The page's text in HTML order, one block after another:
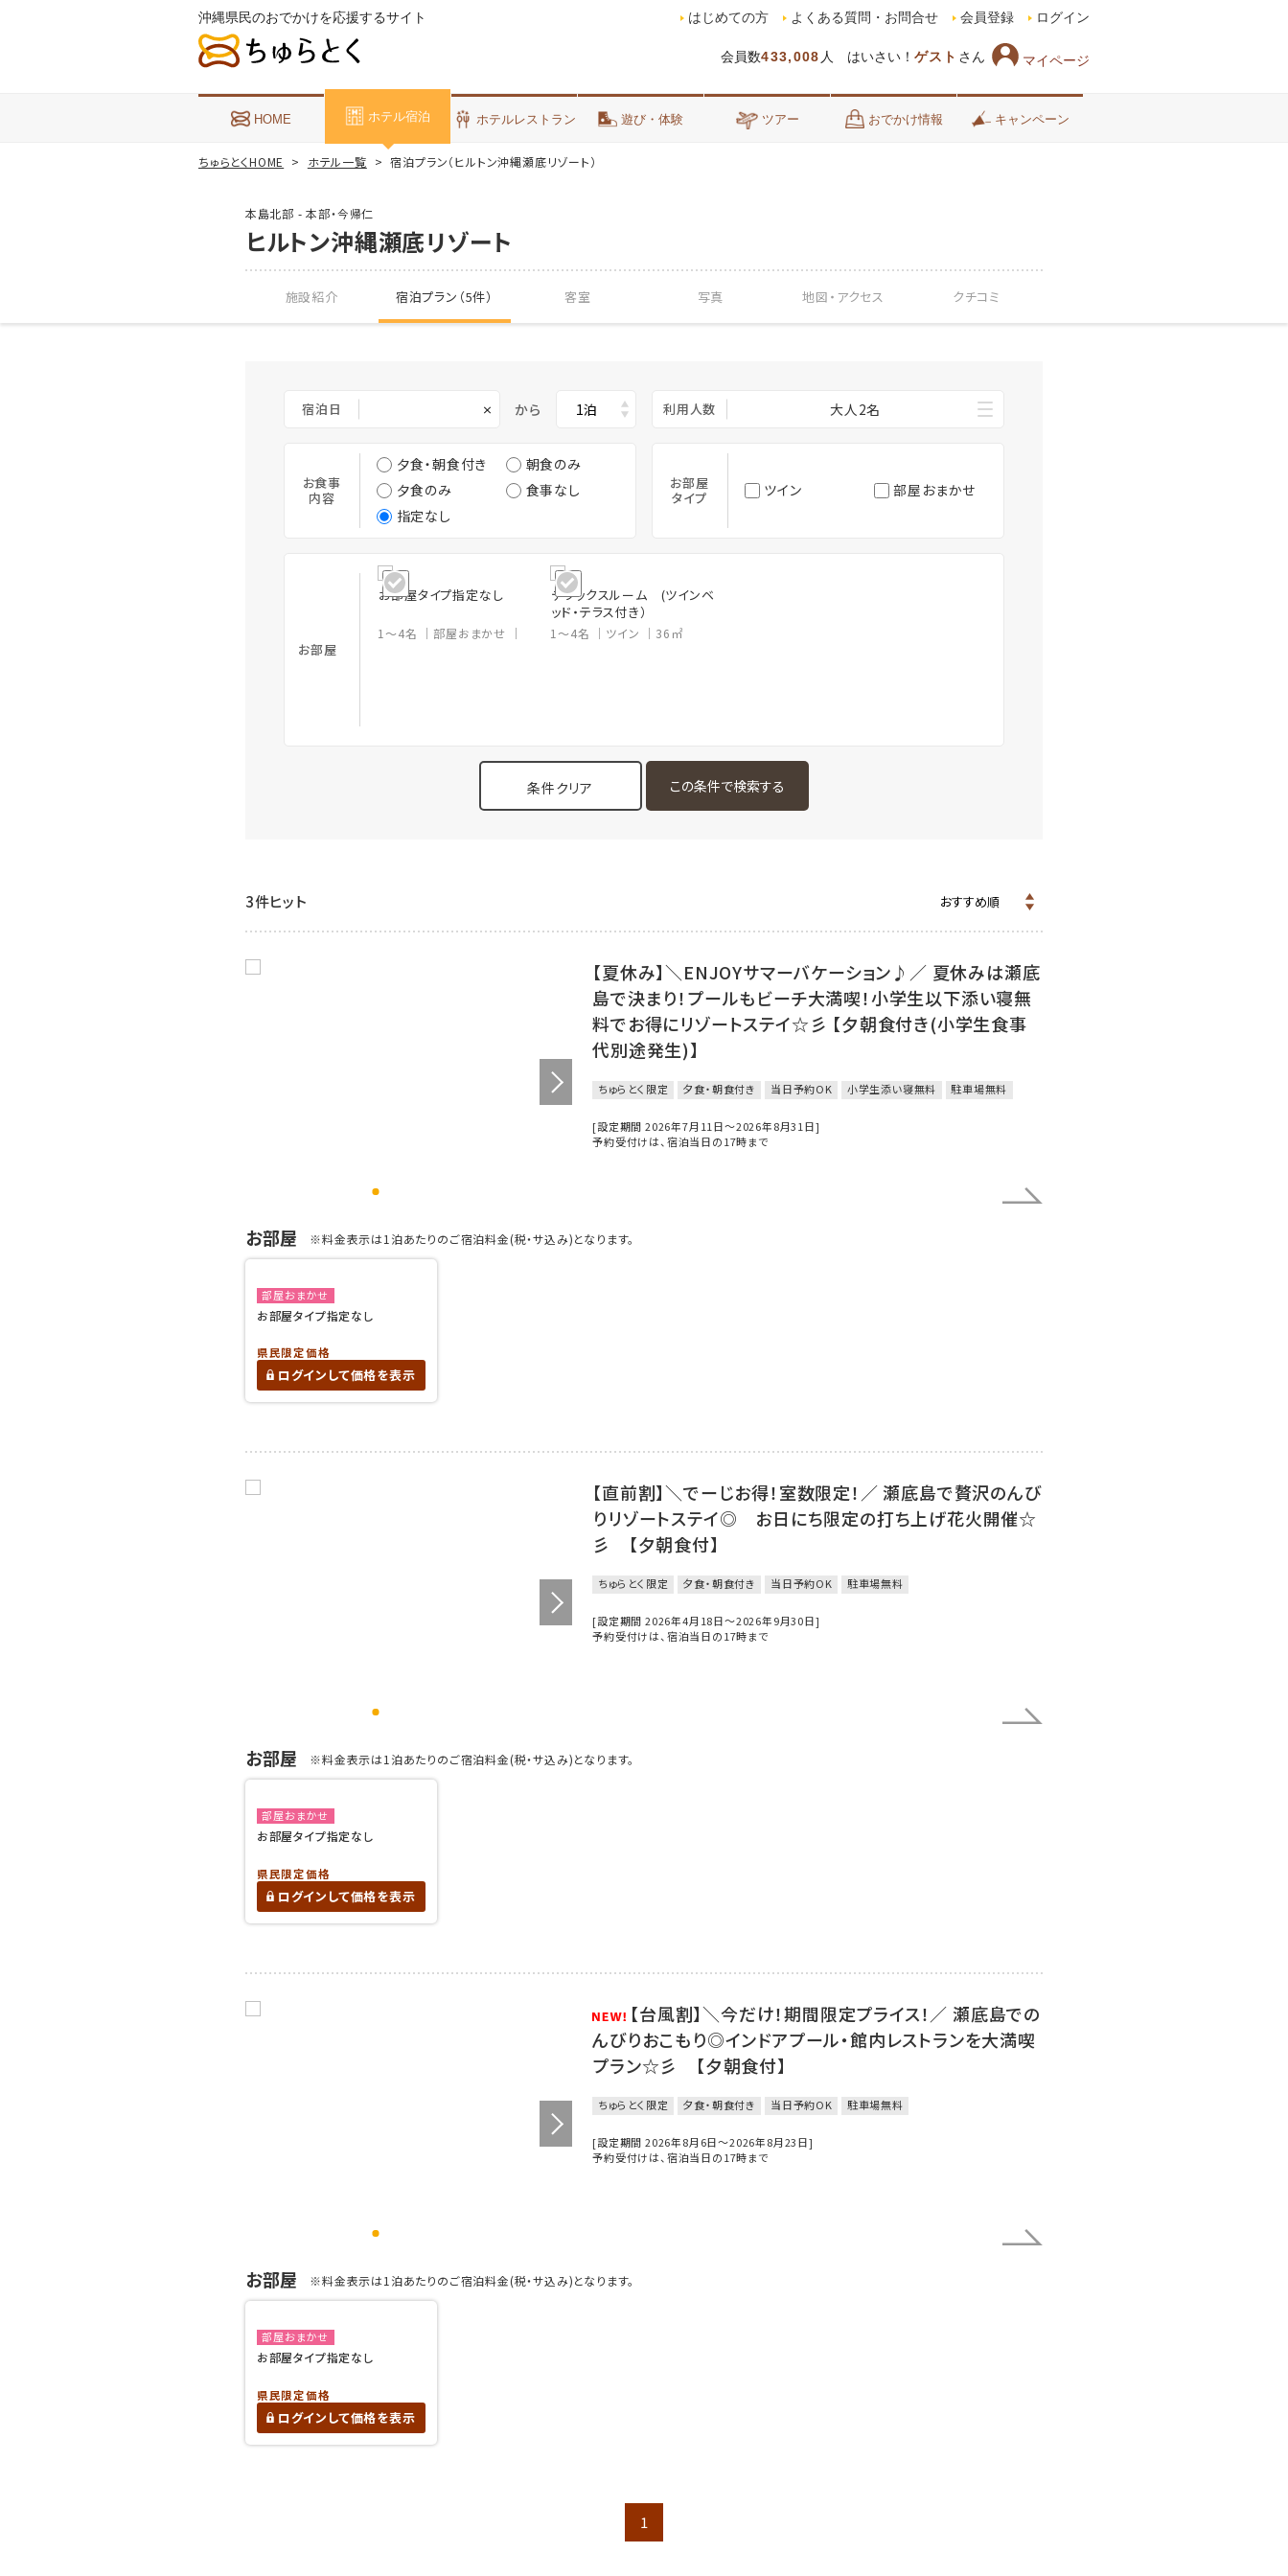
沖縄県民のおでかけを応援するサイト
会員数433,008 人 はいさい！ ゲスト さん マイページ
はじめての方 よくある質問・お問合せ 会員登録 ログイン
HOME ホテル宿泊 ホテルレストラン 遊び・体験 ツアー おでかけ情報 キャンペーン
ちゅらとくHOME ホテル一覧 宿泊プラン（ヒルトン沖縄瀬底リゾート）
本島北部 - 本部・今帰仁
ヒルトン沖縄瀬底リゾート
施設紹介 宿泊プラン（5件） 客室 写真 地図・ アクセス クチコミ
宿泊日 × から 利用人数 大人2名
お食事
内容
夕食・朝食付き
朝食のみ
夕食のみ
食事なし
指定なし
お部屋
タイプ
ツイン 部屋おまかせ
お部屋
お部屋タイプ指定なし
1～4名 部屋おまかせ
デラックスルーム (ツインベ
ッド・テラス付き）
1～4名 ツイン 36㎡
条件クリア
3件ヒット
【夏休み】＼ENJOYサマーバケーション♪／ 夏休みは瀬底
島で決まり！プールもビーチ大満喫！小学生以下添い寝無
料でお得にリゾートステイ☆彡 【夕朝食付き(小学生食事
代別途発生)】
ちゅらとく限定 夕食・朝食付き 当日予約OK 小学生添い寝無料 駐車場無料
[設定期間 2026年7月11日～2026年8月31日]
予約受付けは、宿泊当日の17時まで
お部屋 ※料金表示は1泊あたりのご宿泊料金(税・サ込み)となります。
部屋おまかせ
お部屋タイプ指定なし
県民限定価格
ログインして価格を表示
【直前割】＼でーじお得！室数限定！／ 瀬底島で贅沢のんび
りリゾートステイ◎ お日にち限定の打ち上げ花火開催☆
彡 【夕朝食付】
ちゅらとく限定 夕食・朝食付き 当日予約OK 駐車場無料
[設定期間 2026年4月18日～2026年9月30日]
予約受付けは、宿泊当日の17時まで
お部屋 ※料金表示は1泊あたりのご宿泊料金(税・サ込み)となります。
部屋おまかせ
お部屋タイプ指定なし
県民限定価格
ログインして価格を表示
【台風割】＼今だけ！期間限定プライス！／ 瀬底島での
んびりおこもり◎インドアプール・館内レストランを大満喫
プラン☆彡 【夕朝食付】
ちゅらとく限定 夕食・朝食付き 当日予約OK 駐車場無料
[設定期間 2026年8月6日～2026年8月23日]
予約受付けは、宿泊当日の17時まで
お部屋 ※料金表示は1泊あたりのご宿泊料金(税・サ込み)となります。
部屋おまかせ
お部屋タイプ指定なし
県民限定価格
ログインして価格を表示
1